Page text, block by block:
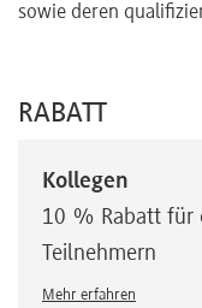
sowie deren
RABATT
Kollegen
10 % Rabatt für
Teilnehmern
Mehr erfahren